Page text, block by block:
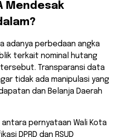
Mendesak
adanya perbedaan angka
terkait nominal hutang
Transparansi data
tidak ada manipulasi yang
dan Belanja Daerah
pernyataan Wali Kota
DPRD dan RSUD